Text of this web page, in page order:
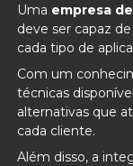
Uma empresa
deve ser capaz
cada tipo de
Com um
técnicas
alternativas que
cada cliente.
Além disso, a